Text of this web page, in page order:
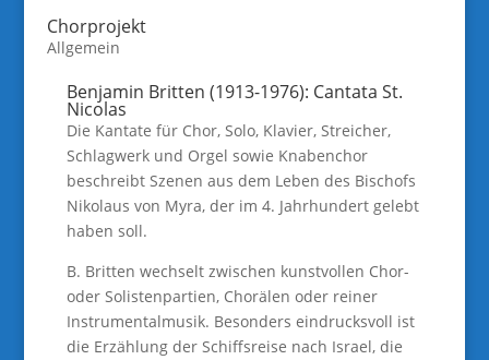
Chorprojekt
Allgemein
Benjamin Britten (1913-1976): Cantata St.
Nicolas
Die Kantate für Chor, Solo, Klavier, Streicher,
Schlagwerk und Orgel sowie Knabenchor
beschreibt Szenen aus dem Leben des Bischofs
Nikolaus von Myra, der im 4. Jahrhundert gelebt
haben soll.
B. Britten wechselt zwischen kunstvollen Chor-
oder Solistenpartien, Chorälen oder reiner
Instrumentalmusik. Besonders eindrucksvoll ist
die Erzählung der Schiffsreise nach Israel, die